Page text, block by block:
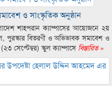
ও সাংস্কৃতিক অনুষ্ঠান
শাহপরান ক্যাম্পাসের আয়োজনে ২য়
পুরস্কার বিতরণী ও অভিভাবক সমাবেশ ও
সেপ্টেম্বর) স্কুল ক্যাম্পাসে বিস্তারিত »